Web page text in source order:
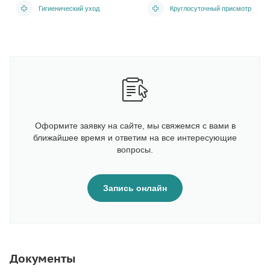
Гигиенический уход Круглосуточный присмотр
Оформите заявку на сайте, мы свяжемся с вами в
ближайшее время и ответим на все интересующие
вопросы.
Запись онлайн
Документы